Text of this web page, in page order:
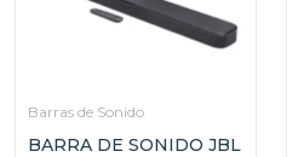
Barras de Sonido
BARRA DE SONIDO JBL